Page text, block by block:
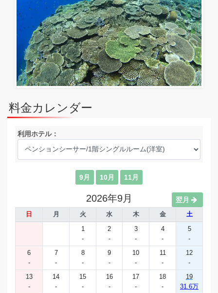
料金カレンダー
利用ホテル：
9月 10月 11月
2026年9月 翌月
日 月 火 水 木 金
土
1
-
2
-
3
-
4
-
5
-
6
-
7
-
8
-
9
-
10
-
11
-
12
-
13
-
14
-
15
-
16
-
17
-
18
-
19
31.6万